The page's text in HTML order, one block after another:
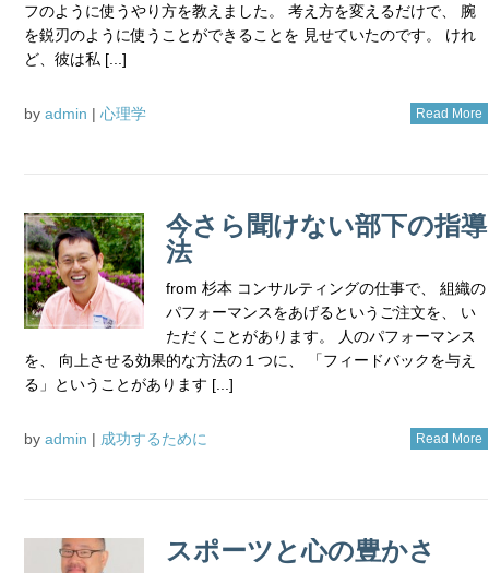
フのように使うやり方を教えました。 考え方を変えるだけで、 腕
を鋭刃のように使うことができることを 見せていたのです。 けれ
ど、彼は私 [...]
by admin | 心理学 Read More
今さら聞けない部下の指導
法
from 杉本 コンサルティングの仕事で、 組織の
パフォーマンスをあげるというご注文を、 い
ただくことがあります。 人のパフォーマンス
を、 向上させる効果的な方法の１つに、 「フィードバックを与え
る」ということがあります [...]
by admin | 成功するために Read More
スポーツと心の豊かさ